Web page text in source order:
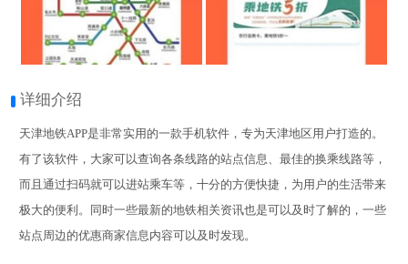
详细介绍
天津地铁APP是非常实用的一款手机软件，专为天津地区用户打造的。
有了该软件，大家可以查询各条线路的站点信息、最佳的换乘线路等，
而且通过扫码就可以进站乘车等，十分的方便快捷，为用户的生活带来
极大的便利。同时一些最新的地铁相关资讯也是可以及时了解的，一些
站点周边的优惠商家信息内容可以及时发现。